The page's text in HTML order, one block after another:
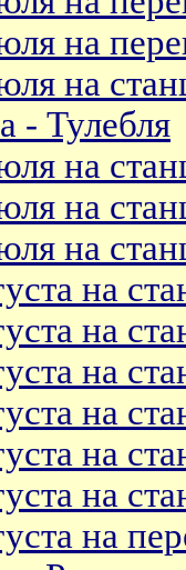
на
на
- Тулебля
на
на
на
на
на
на
на
на
на
на